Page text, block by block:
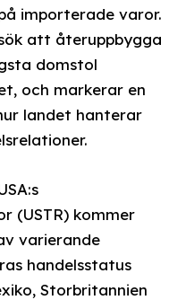
importerade varor.
att återuppbygga
domstol
och markerar en
landet hanterar
(USTR) kommer
varierande
handelsstatus
Storbritannien